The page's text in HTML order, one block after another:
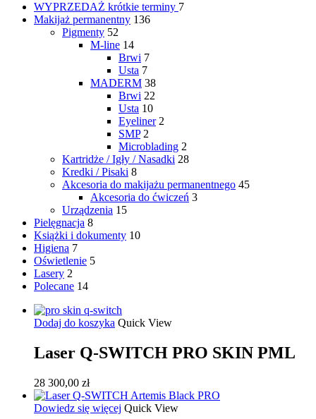
WYPRZEDAŻ krótkie terminy 7
Makijaż permanentny 136
Pigmenty 52
M-line 14
Brwi 7
Usta 7
MADERM 38
Brwi 22
Usta 10
Eyeliner 2
SMP 2
Microblading 2
Kartridże / Igły / Nasadki 28
Kredki / Pisaki 8
Akcesoria do makijażu permanentnego 45
Akcesoria do ćwiczeń 3
Urządzenia 15
Pielęgnacja 8
Książki i dokumenty 10
Higiena 7
Oświetlenie 5
Lasery 2
Polecane 14
Dodaj do koszyka Quick View
Laser Q-SWITCH PRO SKIN PML
28 300,00 zł
Dowiedz się więcej Quick View